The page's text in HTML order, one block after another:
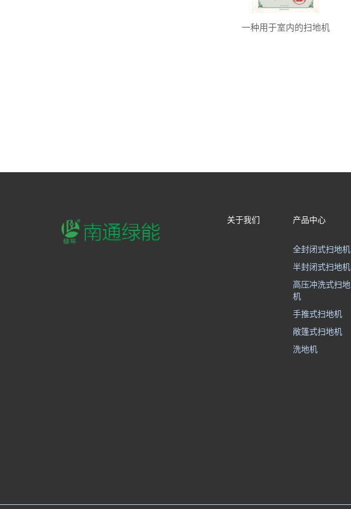
一种用于室内的扫地机
关于我们 产品中心
全封闭式扫地机
半封闭式扫地机
高压冲洗式扫地
机
手推式扫地机
敞篷式扫地机
洗地机